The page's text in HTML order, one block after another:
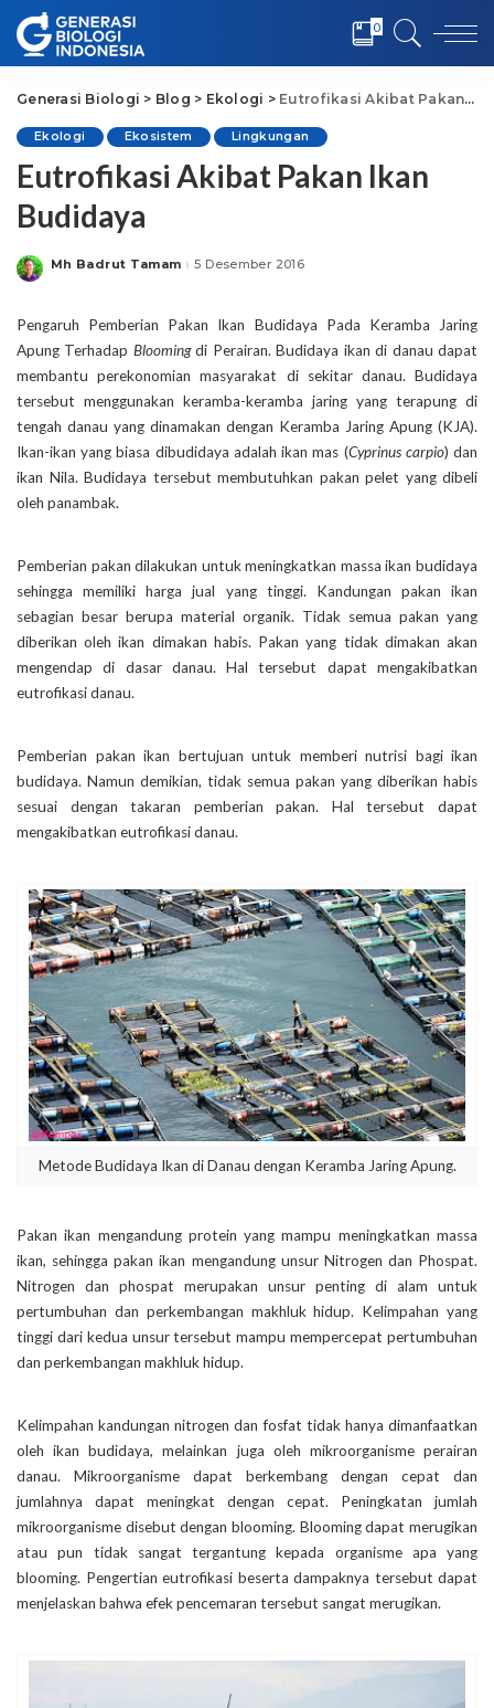
0
Generasi Biologi > Blog > Ekologi > Eutrofikasi Akibat Pakan Ikan Budidaya
Ekologi Ekosistem Lingkungan
Eutrofikasi Akibat Pakan Ikan
Budidaya
Posted
Mh Badrut Tamam 5 Desember 2016
Pengaruh Pemberian Pakan Ikan Budidaya Pada Keramba Jaring
Apung Terhadap Bloomingdi Perairan. Budidaya ikan di danau dapat
membantu perekonomian masyarakat di sekitar danau. Budidaya
tersebut menggunakan keramba-keramba jaring yang terapung di
tengah danau yang dinamakan dengan Keramba Jaring Apung (KJA).
Ikan-ikan yang biasa dibudidaya adalah ikan mas (Cyprinus carpio) dan
ikan Nila. Budidaya tersebut membutuhkan pakan pelet yang dibeli
oleh panambak.
Pemberian pakan dilakukan untuk meningkatkan massa ikan budidaya
sehingga memiliki harga jual yang tinggi. Kandungan pakan ikan
sebagian besar berupa material organik. Tidak semua pakan yang
diberikan oleh ikan dimakan habis. Pakan yang tidak dimakan akan
mengendap di dasar danau. Hal tersebut dapat mengakibatkan
eutrofikasi danau.
Pemberian pakan ikan bertujuan untuk memberi nutrisi bagi ikan
budidaya. Namun demikian, tidak semua pakan yang diberikan habis
sesuai dengan takaran pemberian pakan. Hal tersebut dapat
mengakibatkan eutrofikasi danau.
Metode Budidaya Ikan di Danau dengan Keramba Jaring Apung.
Pakan ikan mengandung protein yang mampu meningkatkan massa
ikan, sehingga pakan ikan mengandung unsur Nitrogen dan Phospat.
Nitrogen dan phospat merupakan unsur penting di alam untuk
pertumbuhan dan perkembangan makhluk hidup. Kelimpahan yang
tinggi dari kedua unsur tersebut mampu mempercepat pertumbuhan
dan perkembangan makhluk hidup.
Kelimpahan kandungan nitrogen dan fosfat tidak hanya dimanfaatkan
oleh ikan budidaya, melainkan juga oleh mikroorganisme perairan
danau. Mikroorganisme dapat berkembang dengan cepat dan
jumlahnya dapat meningkat dengan cepat. Peningkatan jumlah
mikroorganisme disebut dengan blooming. Blooming dapat merugikan
atau pun tidak sangat tergantung kepada organisme apa yang
blooming. Pengertian eutrofikasi beserta dampaknya tersebut dapat
menjelaskan bahwa efek pencemaran tersebut sangat merugikan.